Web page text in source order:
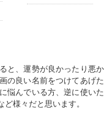
と、運勢が良かったり悪か
の良い名前をつけてあげた
悩んでいる方、逆に使いた
様々だと思います。